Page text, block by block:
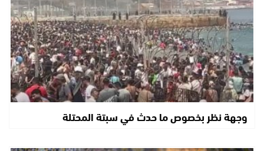
وجهة نظر بخصوص ما حدث في سبتة المحتلة